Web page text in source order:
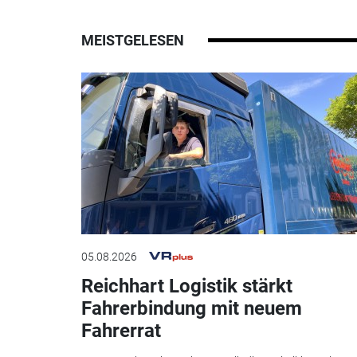
MEISTGELESEN
05.08.2026
Reichhart Logistik stärkt
Fahrerbindung mit neuem
Fahrerrat